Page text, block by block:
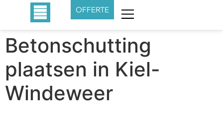
OFFERTE
Betonschutting
plaatsen in Kiel-
Windeweer